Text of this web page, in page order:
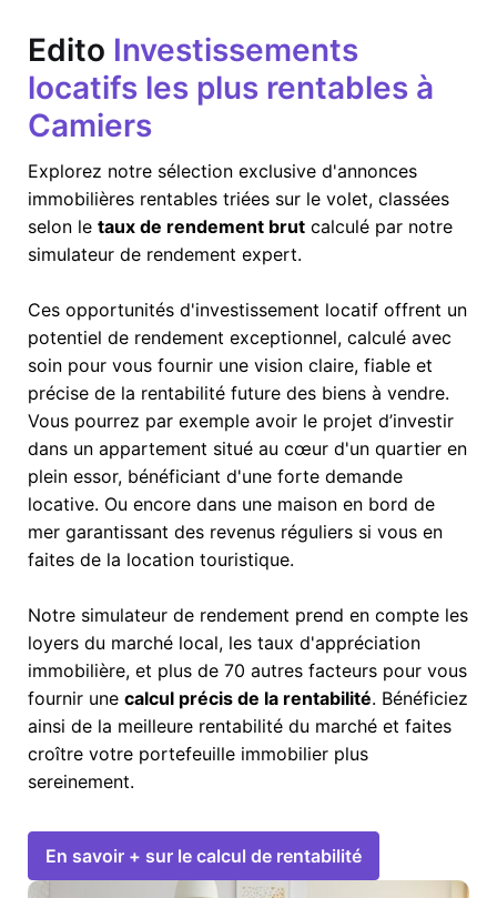
Edito Investissements
locatifs les plus rentables à
Camiers
Explorez notre sélection exclusive d'annonces
immobilières rentables triées sur le volet, classées
selon le taux de rendement brut calculé par notre
simulateur de rendement expert.
Ces opportunités d'investissement locatif offrent un
potentiel de rendement exceptionnel, calculé avec
soin pour vous fournir une vision claire, fiable et
précise de la rentabilité future des biens à vendre.
Vous pourrez par exemple avoir le projet d’investir
dans un appartement situé au cœur d'un quartier en
plein essor, bénéficiant d'une forte demande
locative. Ou encore dans une maison en bord de
mer garantissant des revenus réguliers si vous en
faites de la location touristique.
Notre simulateur de rendement prend en compte les
loyers du marché local, les taux d'appréciation
immobilière, et plus de 70 autres facteurs pour vous
fournir une calcul précis de la rentabilité. Bénéficiez
ainsi de la meilleure rentabilité du marché et faites
croître votre portefeuille immobilier plus
sereinement.
En savoir + sur le calcul de rentabilité